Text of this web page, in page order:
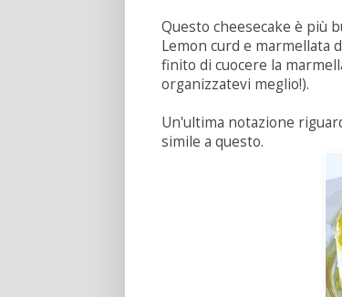
Questo cheesecake è più
Lemon curd e marmellata
finito di cuocere la
organizzatevi meglio!).
Un'ultima notazione
simile a questo.